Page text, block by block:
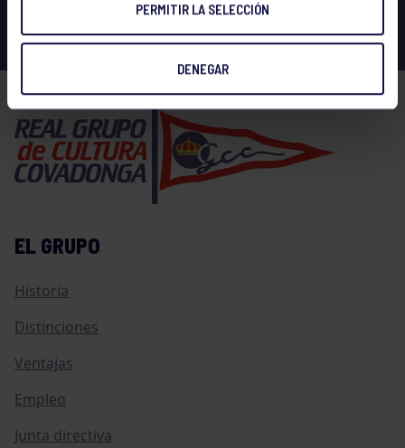
PERMITIR LA SELECCIÓN
DENEGAR
EL GRUPO
Historia
Distinciones
Ventajas
Empleo
Junta directiva